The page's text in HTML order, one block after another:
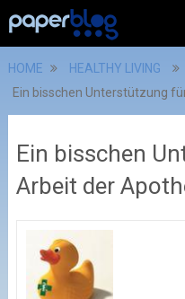
HOME
HEALTHY LIVING
Ein bisschen Unterstützung
Ein bisschen
Arbeit der